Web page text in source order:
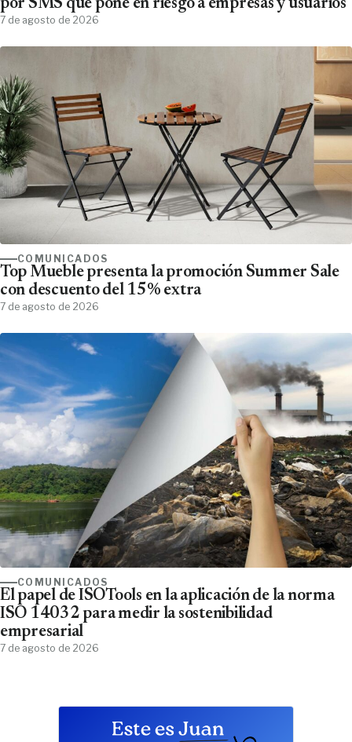
por SMS que pone en riesgo a empresas y usuarios
7 de agosto de 2026
COMUNICADOS
Top Mueble presenta la promoción Summer Sale
con descuento del 15% extra
7 de agosto de 2026
COMUNICADOS
El papel de ISOTools en la aplicación de la norma
ISO 14032 para medir la sostenibilidad
empresarial
7 de agosto de 2026